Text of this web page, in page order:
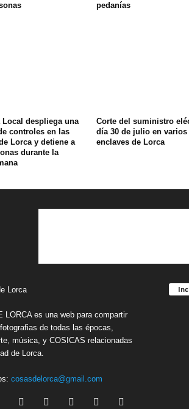
pedanías
Local despliega una
controles en las
Lorca y detiene a
durante la
Corte del suministro
día 30 de julio en varios
enclaves de Lorca
LORCA es una web para compartir
de todas las épocas,
música, y COSICAS relacionadas
de Lorca.
cosasdelorca@gmail.com